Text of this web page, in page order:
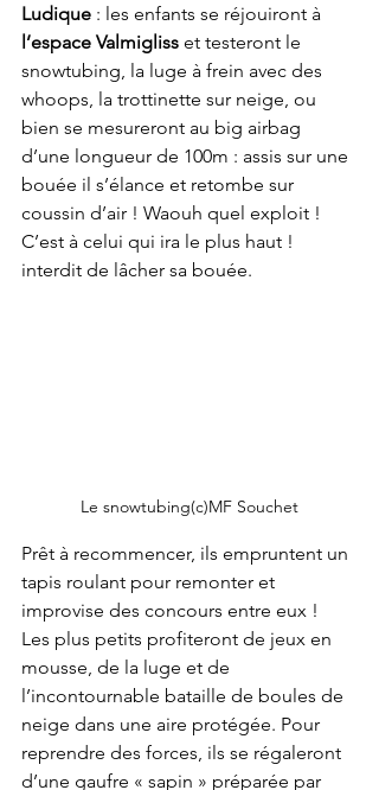
Ludique : les enfants se réjouiront à
l’espace Valmigliss et testeront le
snowtubing, la luge à frein avec des
whoops, la trottinette sur neige, ou
bien se mesureront au big airbag
d’une longueur de 100m : assis sur une
bouée il s’élance et retombe sur
coussin d’air ! Waouh quel exploit !
C’est à celui qui ira le plus haut !
interdit de lâcher sa bouée.
Le snowtubing(c)MF Souchet
Prêt à recommencer, ils empruntent un
tapis roulant pour remonter et
improvise des concours entre eux !
Les plus petits profiteront de jeux en
mousse, de la luge et de
l’incontournable bataille de boules de
neige dans une aire protégée. Pour
reprendre des forces, ils se régaleront
d’une gaufre « sapin » préparée par